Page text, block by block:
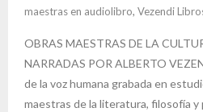
maestras en audiolibro, Vezendi
OBRAS MAESTRAS DE LA
NARRADAS POR ALBERTO
de la voz humana grabada en
maestras de la literatura, filosofía